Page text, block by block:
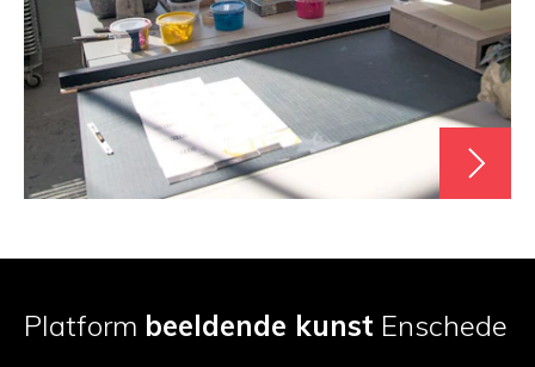
Platform beeldende kunst Enschede